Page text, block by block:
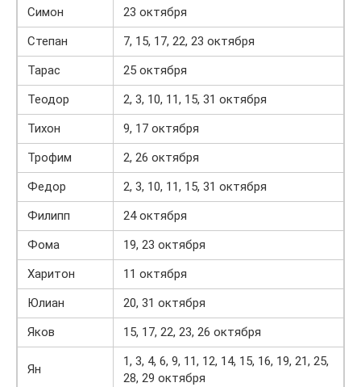
Симон
23 октября
Степан
7, 15, 17, 22, 23 октября
Тарас
25 октября
Теодор
2, 3, 10, 11, 15, 31 октября
Тихон
9, 17 октября
Трофим
2, 26 октября
Федор
2, 3, 10, 11, 15, 31 октября
Филипп
24 октября
Фома
19, 23 октября
Харитон
11 октября
Юлиан
20, 31 октября
Яков
15, 17, 22, 23, 26 октября
Ян
1, 3, 4, 6, 9, 11, 12, 14, 15, 16, 19, 21, 25,
28, 29 октября